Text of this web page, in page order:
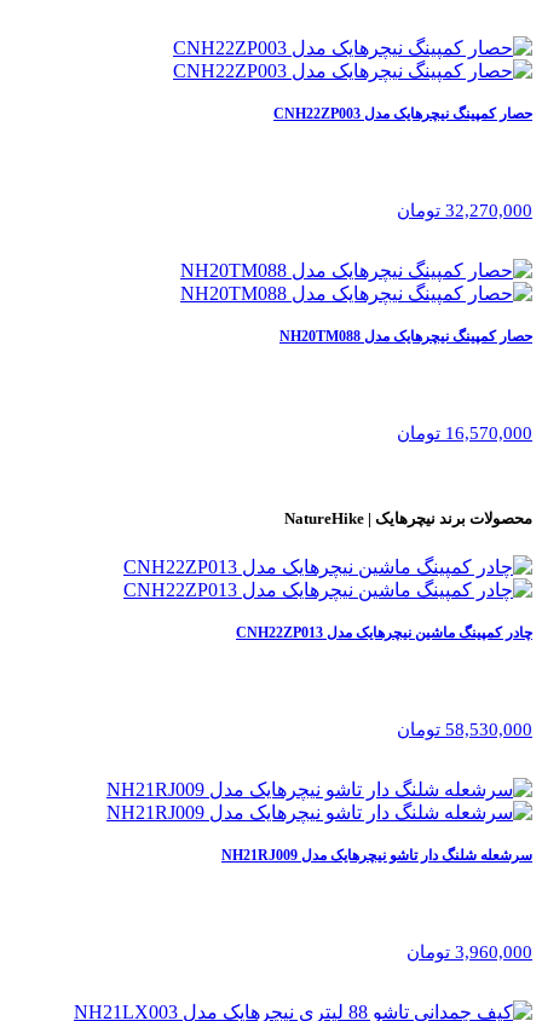
حصار کمپینگ نیچرهایک مدل CNH22ZP003
32,270,000 تومان
حصار کمپینگ نیچرهایک مدل NH20TM088
16,570,000 تومان
محصولات برند نیچرهایک | NatureHike
چادر کمپینگ ماشین نیچرهایک مدل CNH22ZP013
58,530,000 تومان
سرشعله شلنگ دار تاشو نیچرهایک مدل NH21RJ009
3,960,000 تومان